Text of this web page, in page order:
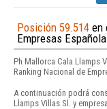
Posición 59.514 en
Empresas
Ph Mallorca Cala Llamps
Ranking Nacional de
A continuación podrá
Llamps Villas Sl. y